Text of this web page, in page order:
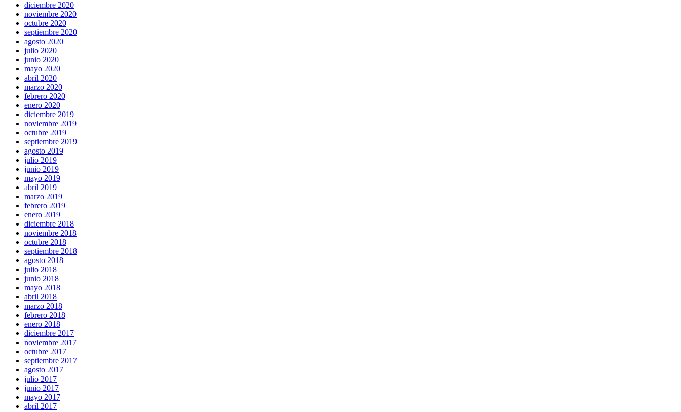
diciembre 2020
noviembre 2020
octubre 2020
septiembre 2020
agosto 2020
julio 2020
junio 2020
mayo 2020
abril 2020
marzo 2020
febrero 2020
enero 2020
diciembre 2019
noviembre 2019
octubre 2019
septiembre 2019
agosto 2019
julio 2019
junio 2019
mayo 2019
abril 2019
marzo 2019
febrero 2019
enero 2019
diciembre 2018
noviembre 2018
octubre 2018
septiembre 2018
agosto 2018
julio 2018
junio 2018
mayo 2018
abril 2018
marzo 2018
febrero 2018
enero 2018
diciembre 2017
noviembre 2017
octubre 2017
septiembre 2017
agosto 2017
julio 2017
junio 2017
mayo 2017
abril 2017